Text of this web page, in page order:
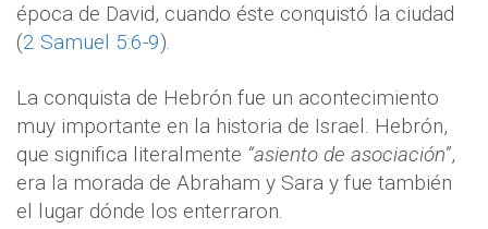
época de David, cuando éste conquistó la ciudad
(2 Samuel 5:6-9).
La conquista de Hebrón fue un acontecimiento
muy importante en la historia de Israel. Hebrón,
que significa literalmente “asiento de asociación”,
era la morada de Abraham y Sara y fue también
el lugar dónde los enterraron.